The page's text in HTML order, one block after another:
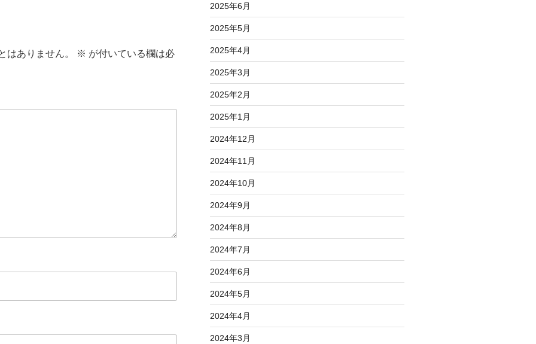
はありません。 ※ が付いている欄は必
2025年6月
2025年5月
2025年4月
2025年3月
2025年2月
2025年1月
2024年12月
2024年11月
2024年10月
2024年9月
2024年8月
2024年7月
2024年6月
2024年5月
2024年4月
2024年3月